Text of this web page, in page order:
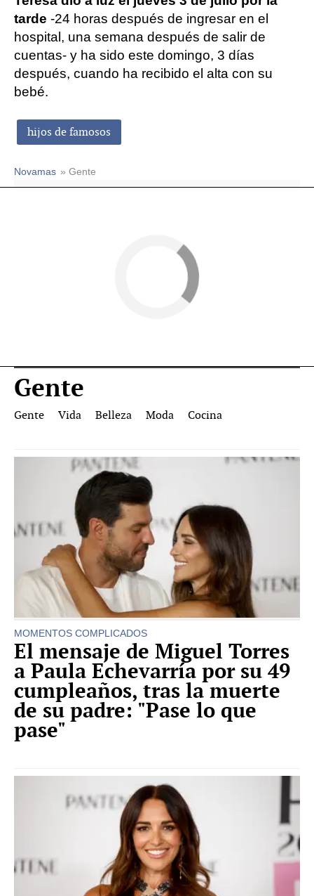
tarde -24 horas después de ingresar en el
hospital, una semana después de salir de
cuentas- y ha sido este domingo, 3 días
después, cuando ha recibido el alta con su
bebé.
hijos de famosos
Novamas » Gente
Gente
Gente Vida Belleza Moda Cocina
MOMENTOS COMPLICADOS
El mensaje de Miguel Torres
a Paula Echevarría por su 49
cumpleaños, tras la muerte
de su padre: "Pase lo que
pase"